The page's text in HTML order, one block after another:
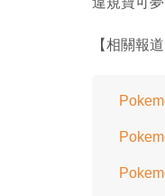
【相關報道